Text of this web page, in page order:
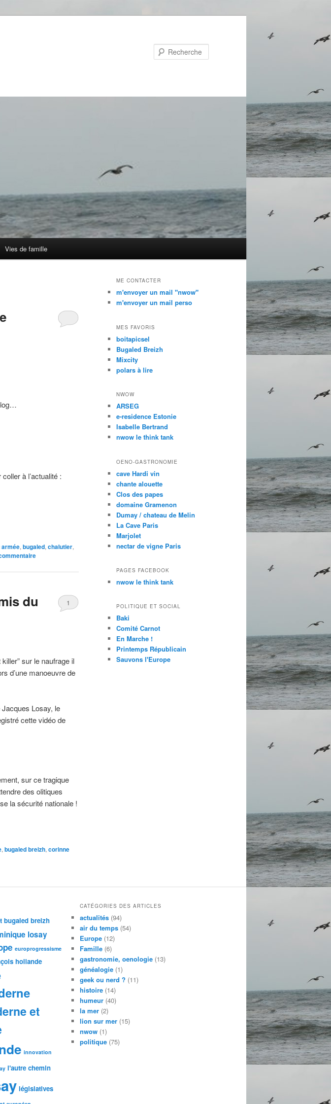
Vies de famille
à l’actualité :
armée, bugaled, chalutier,
du
1
sur le naufrage il
d’une manoeuvre de
Jacques Losay, le
cette vidéo de
sur ce tragique
des olitiques
la sécurité nationale !
, bugaled breizh, corinne
ME CONTACTER
m'envoyer un mail "nwow"
m'envoyer un mail perso
MES FAVORIS
boitapicsel
Bugaled Breizh
Mixcity
polars à lire
NWOW
ARSEG
e-residence Estonie
Isabelle Bertrand
nwow le think tank
OENO-GASTRONOMIE
cave Hardi vin
chante alouette
Clos des papes
domaine Gramenon
Dumay / chateau de Melin
La Cave Paris
Marjolet
nectar de vigne Paris
PAGES FACEBOOK
nwow le think tank
POLITIQUE ET SOCIAL
Baki
Comité Carnot
En Marche !
Printemps Républicain
Sauvons l'Europe
bugaled breizh
losay
europrogressisme
hollande
et
innovation
l'autre chemin
législatives
CATÉGORIES DES ARTICLES
actualités(94)
air du temps(54)
Europe(12)
Famille(6)
gastronomie, oenologie(13)
généalogie(1)
geek ou nerd ? (11)
histoire(14)
humeur(40)
la mer(2)
lion sur mer(15)
nwow(1)
politique(75)